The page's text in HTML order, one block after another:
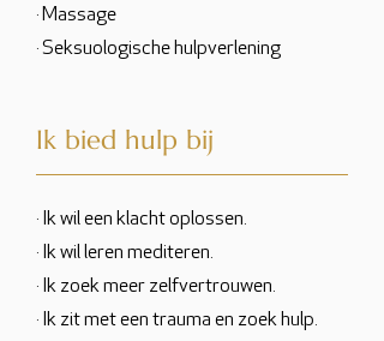
· Massage
· Seksuologische hulpverlening
Ik bied hulp bij
· Ik wil een klacht oplossen.
· Ik wil leren mediteren.
· Ik zoek meer zelfvertrouwen.
· Ik zit met een trauma en zoek hulp.